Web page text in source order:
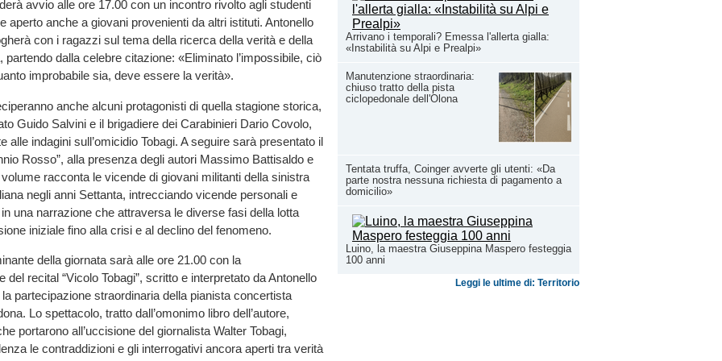
Arrivano i temporali? Emessa l'allerta gialla:
«Instabilità su Alpi e Prealpi»
Manutenzione straordinaria:
chiuso tratto della pista
ciclopedonale dell'Olona
Tentata truffa, Coinger avverte gli utenti: «Da
parte nostra nessuna richiesta di pagamento a
domicilio»
Luino, la maestra Giuseppina Maspero festeggia
100 anni
Leggi le ultime di: Territorio
avvio alle ore 17.00 con un incontro rivolto agli studenti
aperto anche a giovani provenienti da altri istituti. Antonello
con i ragazzi sul tema della ricerca della verità e della
dalla celebre citazione: «Eliminato l’impossibile, ciò
improbabile sia, deve essere la verità».
anche alcuni protagonisti di quella stagione storica,
Guido Salvini e il brigadiere dei Carabinieri Dario Covolo,
alle indagini sull’omicidio Tobagi. A seguire sarà presentato il
Rosso”, alla presenza degli autori Massimo Battisaldo e
racconta le vicende di giovani militanti della sinistra
negli anni Settanta, intrecciando vicende personali e
una narrazione che attraversa le diverse fasi della lotta
iniziale fino alla crisi e al declino del fenomeno.
della giornata sarà alle ore 21.00 con la
del recital “Vicolo Tobagi”, scritto e interpretato da Antonello
partecipazione straordinaria della pianista concertista
Lo spettacolo, tratto dall’omonimo libro dell’autore,
portarono all’uccisione del giornalista Walter Tobagi,
le contraddizioni e gli interrogativi ancora aperti tra verità